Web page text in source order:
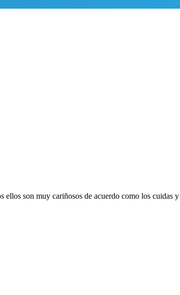
ellos son muy cariñosos de acuerdo como los cuidas